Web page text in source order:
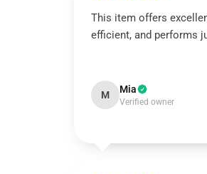
This item offers
efficient, and performs
M Mia
Verified owner